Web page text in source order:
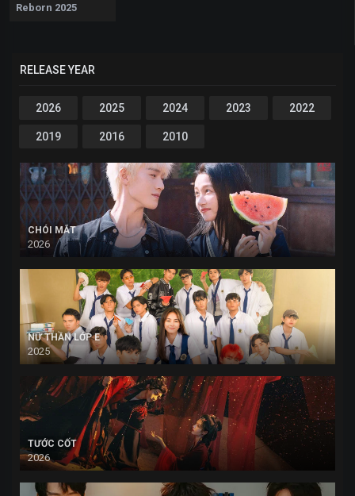
Reborn 2025
RELEASE YEAR
2026 2025 2024 2023 2022
2019 2016 2010
CHÓI MẮT
2026
NỮ THẦN LỚP E
2025
TƯỚC CỐT
2026